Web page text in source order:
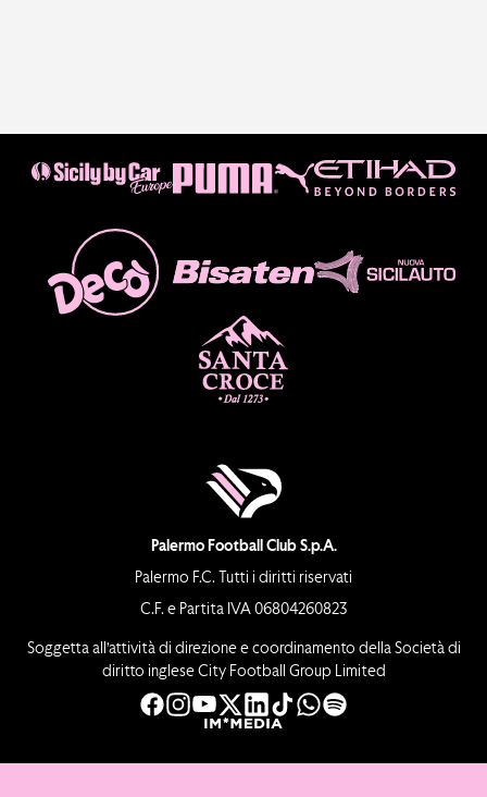
Palermo Football Club S.p.A.
Palermo F.C. Tutti i diritti riservati
C.F. e Partita IVA 06804260823
Soggetta all’attività di direzione e coordinamento della Società di
diritto inglese City Football Group Limited